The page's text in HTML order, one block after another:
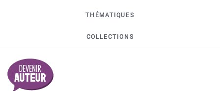
THÉMATIQUES
COLLECTIONS